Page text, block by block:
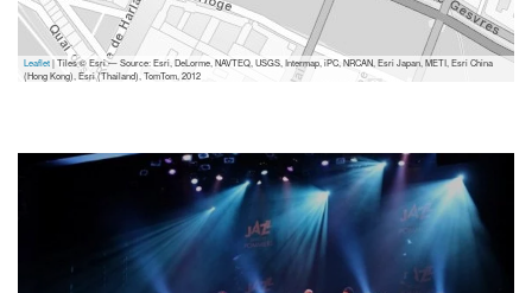
Leaflet| Tiles © Esri — Source: Esri, DeLorme, NAVTEQ, USGS, Intermap, iPC, NRCAN, Esri Japan, METI, Esri China
(Hong Kong), Esri (Thailand), TomTom, 2012